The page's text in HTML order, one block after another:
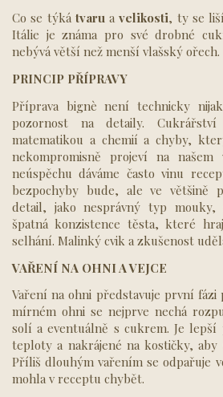
Co se týká tvaruavelikosti, ty se
Itálie je známa pro své drobné
nebývá větší než menší vlašský ořech.
PRINCIP PŘÍPRAVY
Příprava bignè není technicky
pozornost na detaily.
matematikou a chemií a chyby,
nekompromisně projeví na
neúspěchu dáváme často vinu
bezpochyby bude, ale ve většině
detail, jako nesprávný typ mouky,
špatná konzistence těsta, které
selhání. Malinký cvik a zkušenost
VAŘENÍ NA OHNI A VEJCE
Vaření na ohni představuje první fázi
mírném ohni se nejprve nechá
solí a eventuálně s cukrem. Je lepší
teploty a nakrájené na kostičky, aby
Příliš dlouhým vařením se odpařuje
mohla v receptu chybět.